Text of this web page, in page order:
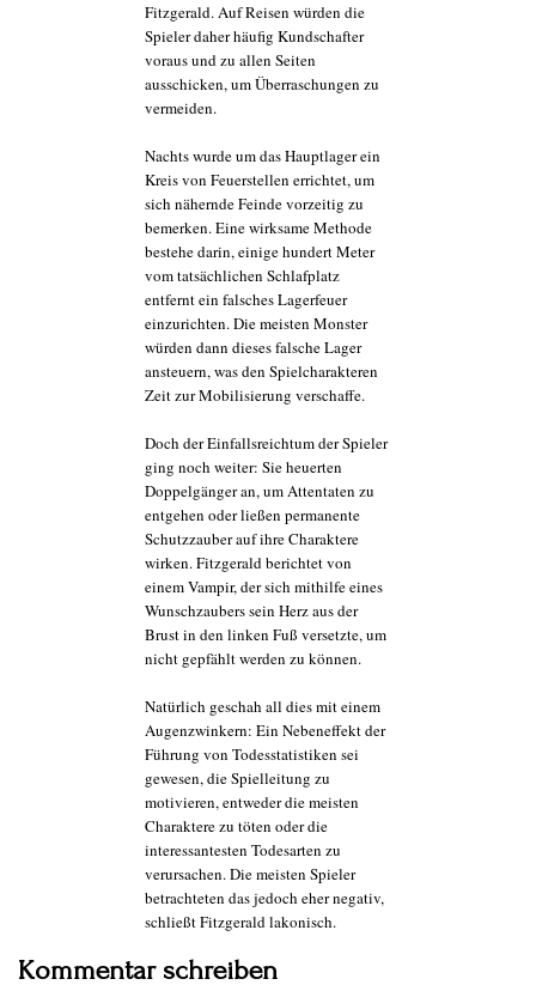
Fitzgerald. Auf Reisen würden die
Spieler daher häufig Kundschafter
voraus und zu allen Seiten
ausschicken, um Überraschungen zu
vermeiden.
Nachts wurde um das Hauptlager ein
Kreis von Feuerstellen errichtet, um
sich nähernde Feinde vorzeitig zu
bemerken. Eine wirksame Methode
bestehe darin, einige hundert Meter
vom tatsächlichen Schlafplatz
entfernt ein falsches Lagerfeuer
einzurichten. Die meisten Monster
würden dann dieses falsche Lager
ansteuern, was den Spielcharakteren
Zeit zur Mobilisierung verschaffe.
Doch der Einfallsreichtum der Spieler
ging noch weiter: Sie heuerten
Doppelgänger an, um Attentaten zu
entgehen oder ließen permanente
Schutzzauber auf ihre Charaktere
wirken. Fitzgerald berichtet von
einem Vampir, der sich mithilfe eines
Wunschzaubers sein Herz aus der
Brust in den linken Fuß versetzte, um
nicht gepfählt werden zu können.
Natürlich geschah all dies mit einem
Augenzwinkern: Ein Nebeneffekt der
Führung von Todesstatistiken sei
gewesen, die Spielleitung zu
motivieren, entweder die meisten
Charaktere zu töten oder die
interessantesten Todesarten zu
verursachen. Die meisten Spieler
betrachteten das jedoch eher negativ,
schließt Fitzgerald lakonisch.
Kommentar schreiben